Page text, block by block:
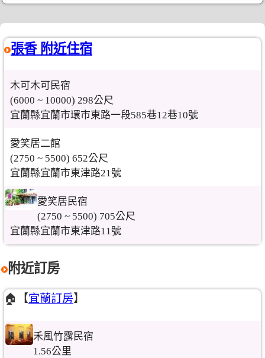
張香 附近住宿
木可木可民宿
(6000 ~ 10000) 298公尺
宜蘭縣宜蘭市環市東路一段585巷12巷10號
愛笑居二館
(2750 ~ 5500) 652公尺
宜蘭縣宜蘭市東津路21號
愛笑居民宿
(2750 ~ 5500) 705公尺
宜蘭縣宜蘭市東津路11號
附近訂房
🏠【宜蘭訂房】
禾風竹露民宿
1.56公里